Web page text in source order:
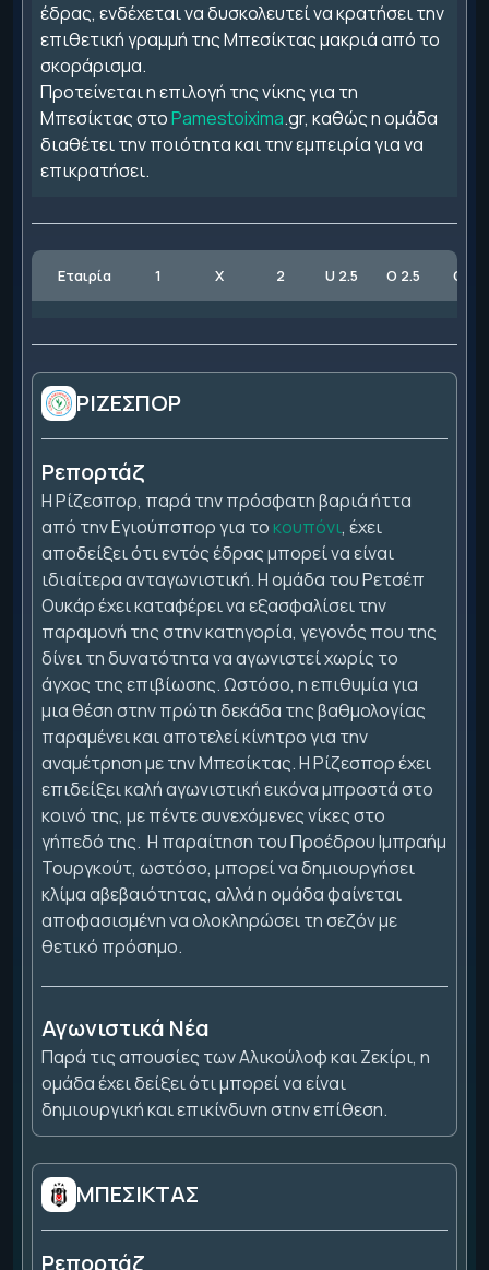
έδρας, ενδέχεται να δυσκολευτεί να κρατήσει την
επιθετική γραμμή της Μπεσίκτας μακριά από το
σκοράρισμα.
Προτείνεται η επιλογή της νίκης για τη
Μπεσίκτας στοPamestoixima.gr, καθώς η ομάδα
διαθέτει την ποιότητα και την εμπειρία για να
επικρατήσει.
Εταιρία 1 X 2 U 2.5 O 2.5 GG
ΡΙΖΕΣΠΟΡ
Ρεπορτάζ
Η Ρίζεσπορ, παρά την πρόσφατη βαριά ήττα
από την Εγιούπσπορ για το κουπόνι, έχει
αποδείξει ότι εντός έδρας μπορεί να είναι
ιδιαίτερα ανταγωνιστική. Η ομάδα του Ρετσέπ
Ουκάρ έχει καταφέρει να εξασφαλίσει την
παραμονή της στην κατηγορία, γεγονός που της
δίνει τη δυνατότητα να αγωνιστεί χωρίς το
άγχος της επιβίωσης. Ωστόσο, η επιθυμία για
μια θέση στην πρώτη δεκάδα της βαθμολογίας
παραμένει και αποτελεί κίνητρο για την
αναμέτρηση με την Μπεσίκτας. Η Ρίζεσπορ έχει
επιδείξει καλή αγωνιστική εικόνα μπροστά στο
κοινό της, με πέντε συνεχόμενες νίκες στο
γήπεδό της. Η παραίτηση του Προέδρου Ιμπραήμ
Τουργκούτ, ωστόσο, μπορεί να δημιουργήσει
κλίμα αβεβαιότητας, αλλά η ομάδα φαίνεται
αποφασισμένη να ολοκληρώσει τη σεζόν με
θετικό πρόσημο.
Αγωνιστικά Νέα
Παρά τις απουσίες των Αλικούλοφ και Ζεκίρι, η
ομάδα έχει δείξει ότι μπορεί να είναι
δημιουργική και επικίνδυνη στην επίθεση.
ΜΠΕΣΙΚΤΑΣ
Ρεπορτάζ